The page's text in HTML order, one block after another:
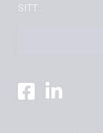
SITT :